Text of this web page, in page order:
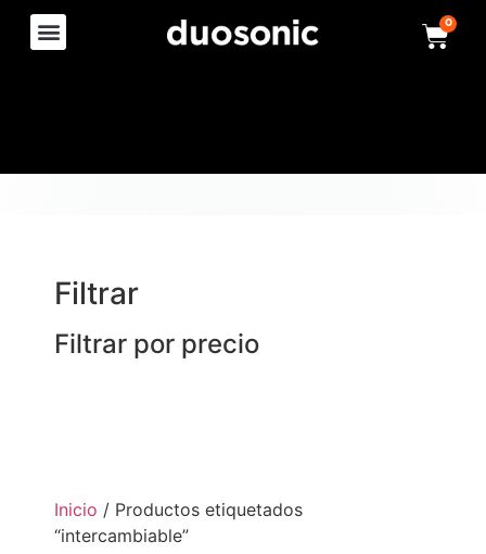
0
Filtrar
Filtrar por precio
Inicio / Productos etiquetados
“intercambiable”